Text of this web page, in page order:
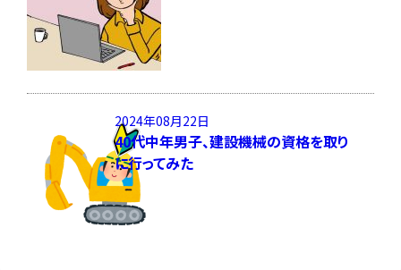
2024年08月22日
40代中年男子、建設機械の資格を取り
に行ってみた